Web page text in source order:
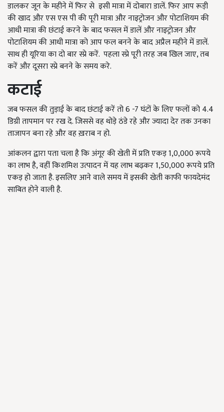
डालकर जून के महीने में फिर से इसी मात्रा में दोबारा डालें. फिर आप रूड़ी
की खाद और एस एस पी की पूरी मात्रा और नाइट्रोजन और पोटाशियम की
आधी मात्रा की छंटाई करने के बाद फसल में डालें और नाइट्रोजन और
पोटाशियम की आधी मात्रा को आप फल बनने के बाद अप्रैल महीने में डालें.
साथ ही यूरिया का दो बार स्प्रे करें. पहला स्प्रे पूरी तरह जब खिल जाए, तब
करें और दूसरा स्प्रे बनने के समय करे.
कटाई
जब फसल की तुड़ाई के बाद छंटाई करें तो 6 -7 घंटों के लिए फलों को 4.4
डिग्री तापमान पर रख दे. जिससे वह थोड़े ठंडे रहे और ज्यादा देर तक उनका
ताजापन बना रहे और वह ख़राब न हो.
आंकलन द्वारा पता चला है कि अंगूर की खेती में प्रति एकड़ 1,0,000 रूपये
का लाभ है, वहीं किशमिश उत्पादन में यह लाभ बढ़कर 1,50,000 रूपये प्रति
एकड़ हो जाता है. इसलिए आने वाले समय में इसकी खेती काफी फायदेमंद
साबित होने वाली है.